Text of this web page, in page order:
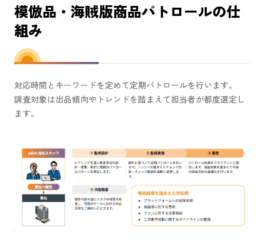
模倣品・海賊版商品パトロールの仕
組み
対応時間とキーワードを定めて定期パトロールを行います。
調査対象は出品傾向やトレンドを踏まえて担当者が都度選定し
ます。